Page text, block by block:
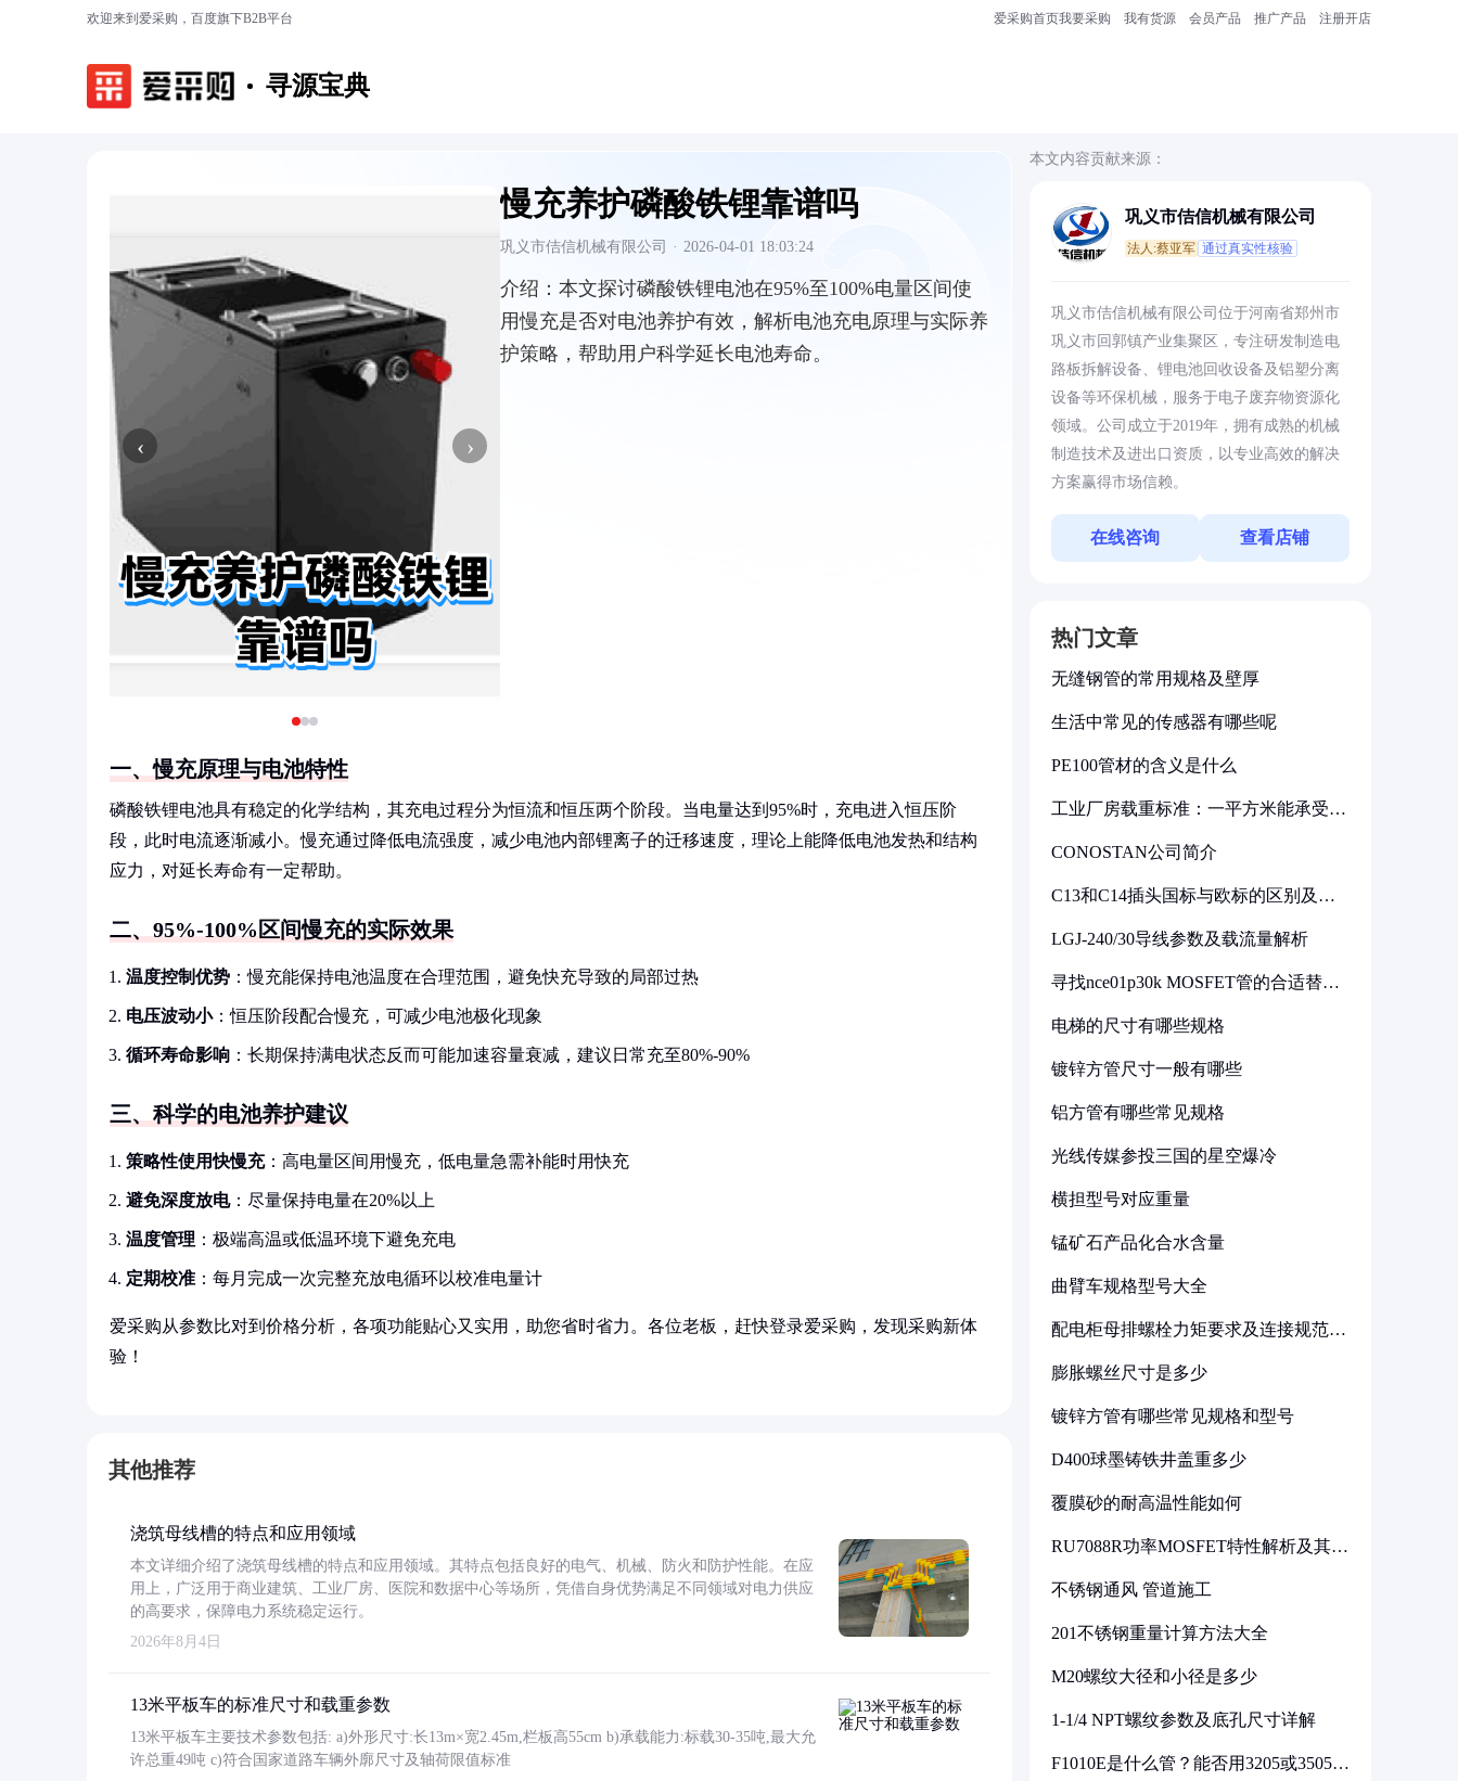
欢迎来到爱采购，百度旗下B2B平台 爱采购首页我要采购 我有货源 会员产品 推广产品 注册开店
寻源宝典
‹ ›
慢充养护磷酸铁锂靠谱吗
巩义市佶信机械有限公司 · 2026-04-01 18:03:24
介绍： 本文探讨磷酸铁锂电池在95%至100%电量区间使
用慢充是否对电池养护有效，解析电池充电原理与实际养
护策略，帮助用户科学延长电池寿命。
一、慢充原理与电池特性
磷酸铁锂电池具有稳定的化学结构，其充电过程分为恒流和恒压两个阶段。当电量达到95%时，充电进入恒压阶
段，此时电流逐渐减小。慢充通过降低电流强度，减少电池内部锂离子的迁移速度，理论上能降低电池发热和结构
应力，对延长寿命有一定帮助。
二、95%-100%区间慢充的实际效果
温度控制优势 ：慢充能保持电池温度在合理范围，避免快充导致的局部过热
电压波动小：恒压阶段配合慢充，可减少电池极化现象
循环寿命影响 ：长期保持满电状态反而可能加速容量衰减，建议日常充至80%-90%
三、科学的电池养护建议
策略性使用快慢充：高电量区间用慢充，低电量急需补能时用快充
避免深度放电：尽量保持电量在20%以上
温度管理 ：极端高温或低温环境下避免充电
定期校准 ：每月完成一次完整充放电循环以校准电量计
爱采购从参数比对到价格分析，各项功能贴心又实用，助您省时省力。各位老板，赶快登录爱采购，发现采购新体
验！
其他推荐
浇筑母线槽的特点和应用领域
本文详细介绍了浇筑母线槽的特点和应用领域。其特点包括良好的电气、机械、防火和防护性能。在应
用上，广泛用于商业建筑、工业厂房、医院和数据中心等场所，凭借自身优势满足不同领域对电力供应
的高要求，保障电力系统稳定运行。
2026年8月4日
13米平板车的标准尺寸和载重参数
13米平板车主要技术参数包括: a)外形尺寸:长13m×宽2.45m,栏板高55cm b)承载能力:标载30-35吨,最大允
许总重49吨 c)符合国家道路车辆外廓尺寸及轴荷限值标准
本文内容贡献来源：
巩义市佶信机械有限公司
法人:蔡亚军 通过真实性核验
巩义市佶信机械有限公司位于河南省郑州市
巩义市回郭镇产业集聚区，专注研发制造电
路板拆解设备、锂电池回收设备及铝塑分离
设备等环保机械，服务于电子废弃物资源化
领域。公司成立于2019年，拥有成熟的机械
制造技术及进出口资质，以专业高效的解决
方案赢得市场信赖。
在线咨询 查看店铺
热门文章
无缝钢管的常用规格及壁厚
生活中常见的传感器有哪些呢
PE100管材的含义是什么
工业厂房载重标准：一平方米能承受多
CONOSTAN公司简介
C13和C14插头国标与欧标的区别及其
LGJ-240/30导线参数及载流量解析
寻找nce01p30k MOSFET管的合适替代
电梯的尺寸有哪些规格
镀锌方管尺寸一般有哪些
铝方管有哪些常见规格
光线传媒参投三国的星空爆冷
横担型号对应重量
锰矿石产品化合水含量
曲臂车规格型号大全
配电柜母排螺栓力矩要求及连接规范详
膨胀螺丝尺寸是多少
镀锌方管有哪些常见规格和型号
D400球墨铸铁井盖重多少
覆膜砂的耐高温性能如何
RU7088R功率MOSFET特性解析及其在
不锈钢通风 管道施工
201不锈钢重量计算方法大全
M20螺纹大径和小径是多少
1-1/4 NPT螺纹参数及底孔尺寸详解
F1010E是什么管？能否用3205或3505代